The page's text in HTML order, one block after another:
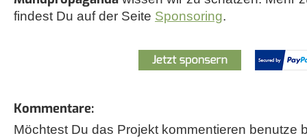
findest Du auf der Seite Sponsoring.
Kommentare:
Möchtest Du das Projekt kommentieren benutze